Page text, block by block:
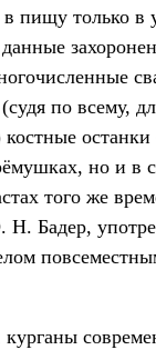
в пищу только в
по всему,
костные
но и в
того же
Н. Бадер,